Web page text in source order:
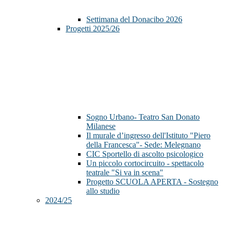
Settimana del Donacibo 2026
Progetti 2025/26
Sogno Urbano- Teatro San Donato
Milanese
Il murale d’ingresso dell'Istituto "Piero
della Francesca"- Sede: Melegnano
CIC Sportello di ascolto psicologico
Un piccolo cortocircuito - spettacolo
teatrale "Si va in scena"
Progetto SCUOLA APERTA - Sostegno
allo studio
2024/25